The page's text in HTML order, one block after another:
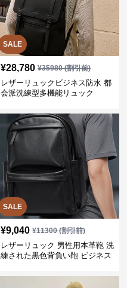
SALE
¥28,780 ¥35980(割引前)
レザーリュックビジネス防水 都
会派洗練型多機能リュック
SALE
¥9,040 ¥11300(割引前)
レザーリュック 男性用本革鞄 洗
練された黒色背負い鞄 ビジネス